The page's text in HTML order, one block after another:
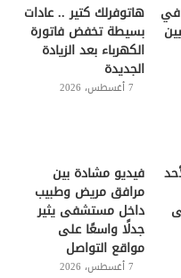
في هاتوفرلك كتير .. عادات
بسيطة تخفض فاتورة
الكهرباء بعد الزيادة
الجديدة
7 أغسطس، 2026
فيديو مشادة بين
مرافق مريض وطبيب
داخل مستشفى يثير
جدلًا واسعًا على
مواقع التواصل
7 أغسطس، 2026